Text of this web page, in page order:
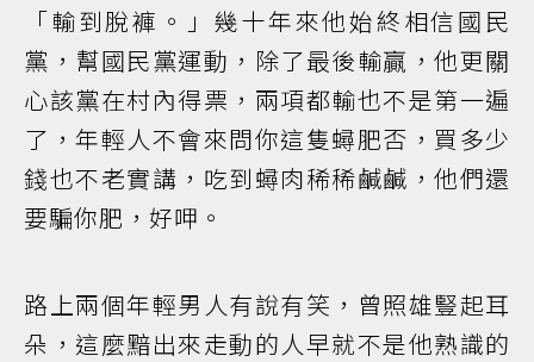
「輸到脫褲。」幾十年來他始終相信國民
黨，幫國民黨運動，除了最後輸贏，他更關
心該黨在村內得票，兩項都輸也不是第一遍
了，年輕人不會來問你這隻蟳肥否，買多少
錢也不老實講，吃到蟳肉稀稀鹹鹹，他們還
要騙你肥，好呷。
路上兩個年輕男人有說有笑，曾照雄豎起耳
朵，這麼黯出來走動的人早就不是他熟識的